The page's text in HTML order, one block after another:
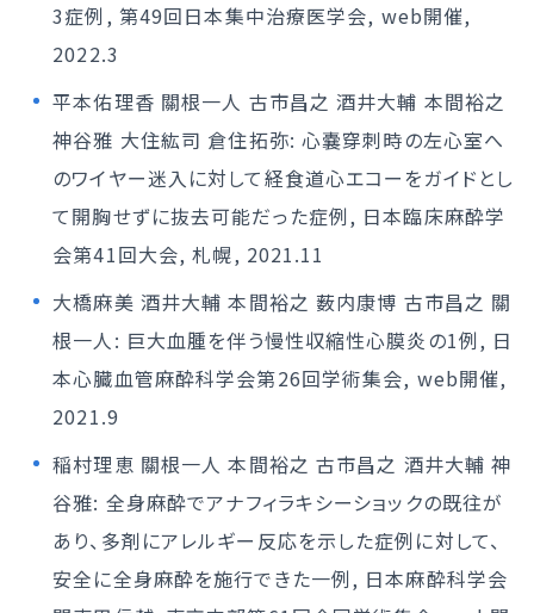
3症例, 第49回日本集中治療医学会, web開催,
2022.3
平本佑理香 關根一人 古市昌之 酒井大輔 本間裕之
神谷雅 大住紘司 倉住拓弥: 心嚢穿刺時の左心室へ
のワイヤー迷入に対して経食道心エコーをガイドとし
て開胸せずに抜去可能だった症例, 日本臨床麻酔学
会第41回大会, 札幌, 2021.11
大橋麻美 酒井大輔 本間裕之 薮内康博 古市昌之 關
根一人: 巨大血腫を伴う慢性収縮性心膜炎の1例, 日
本心臓血管麻酔科学会第26回学術集会, web開催,
2021.9
稲村理恵 關根一人 本間裕之 古市昌之 酒井大輔 神
谷雅: 全身麻酔でアナフィラキシーショックの既往が
あり、多剤にアレルギー反応を示した症例に対して、
安全に全身麻酔を施行できた一例, 日本麻酔科学会